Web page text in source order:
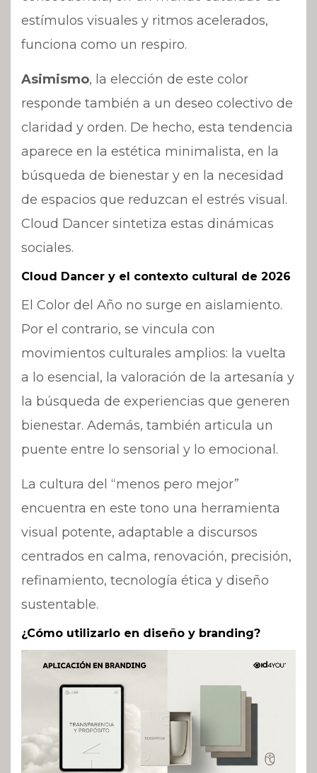
estímulos visuales y ritmos acelerados,
funciona como un respiro.
Asimismo, la elección de este color
responde también a un deseo colectivo de
claridad y orden. De hecho, esta tendencia
aparece en la estética minimalista, en la
búsqueda de bienestar y en la necesidad
de espacios que reduzcan el estrés visual.
Cloud Dancer sintetiza estas dinámicas
sociales.
Cloud Dancer y el contexto cultural de 2026
El Color del Año no surge en aislamiento.
Por el contrario, se vincula con
movimientos culturales amplios: la vuelta
a lo esencial, la valoración de la artesanía y
la búsqueda de experiencias que generen
bienestar. Además, también articula un
puente entre lo sensorial y lo emocional.
La cultura del “menos pero mejor”
encuentra en este tono una herramienta
visual potente, adaptable a discursos
centrados en calma, renovación, precisión,
refinamiento, tecnología ética y diseño
sustentable.
¿Cómo utilizarlo en diseño y branding?